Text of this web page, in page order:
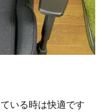
いる時は快適です